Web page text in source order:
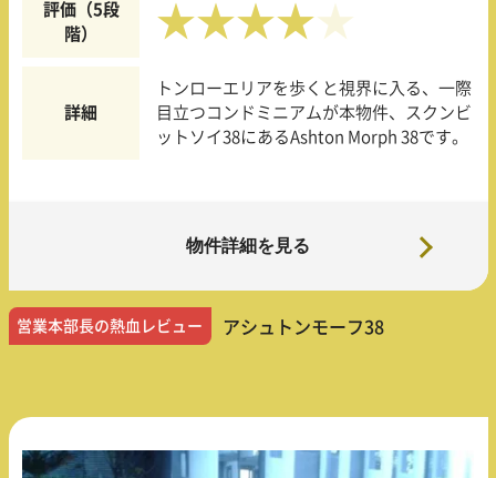
評価（5段
階）
★★★★
詳細
トンローエリアを歩くと視界に入る、一際
目立つコンドミニアムが本物件、スクンビ
ットソイ38にあるAshton Morph 38です。
物件詳細を見る
営業本部長の熱血レビュー アシュトンモーフ38